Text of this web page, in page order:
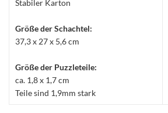
Stabiler Karton
Größe der Schachtel:
37,3 x 27 x 5,6 cm
Größe der Puzzleteile:
ca. 1,8 x 1,7 cm
Teile sind 1,9mm stark